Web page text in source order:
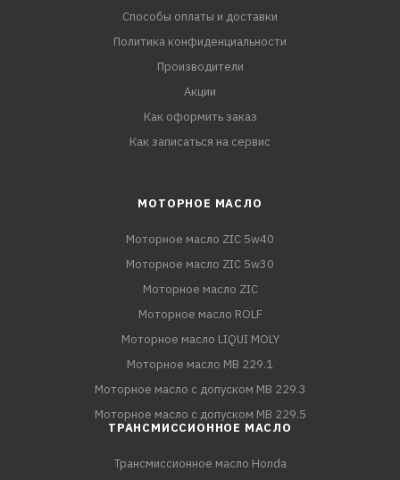
Способы оплаты и доставки
Политика конфиденциальности
Производители
Акции
Как оформить заказ
Как записаться на сервис
МОТОРНОЕ МАСЛО
Моторное масло ZIC 5w40
Моторное масло ZIC 5w30
Моторное масло ZIC
Моторное масло ROLF
Моторное масло LIQUI MOLY
Моторное масло MB 229.1
Моторное масло с допуском MB 229.3
Моторное масло с допуском MB 229.5
ТРАНСМИССИОННОЕ МАСЛО
Трансмиссионное масло Honda